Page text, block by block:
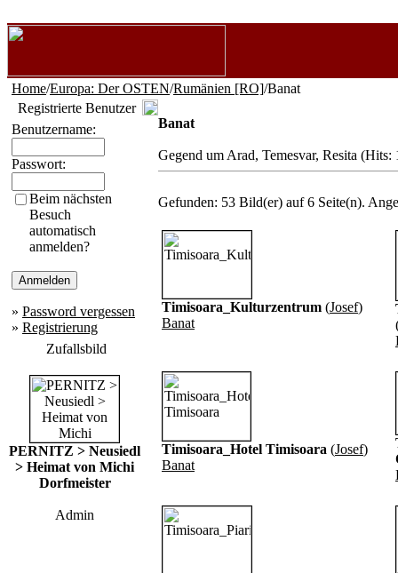
Home/Europa: Der OSTEN/Rumänien [RO]/Banat
Registrierte Benutzer
Benutzername:
Passwort:
Beim nächsten
Besuch
automatisch
anmelden?
» Password vergessen
» Registrierung
Zufallsbild
PERNITZ > Neusiedl
> Heimat von Michi
Dorfmeister
Admin
Banat
Gegend um Arad, Temesvar, Resita (Hits:
Gefunden: 53 Bild(er) auf 6 Seite(n).
Timisoara_Kulturzentrum (Josef)
Banat
Timisoara_Hotel Timisoara (Josef)
Banat